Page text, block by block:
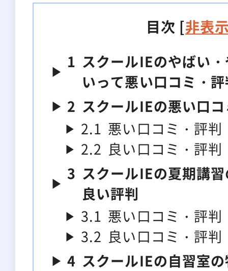
目次 [非表
1 スクールIEのやばい
いって悪い口コミ・
2 スクールIEの悪い口
2.1 悪い口コミ・評判
2.2 良い口コミ・評判
3 スクールIEの夏期講
良い評判
3.1 悪い口コミ・評判
3.2 良い口コミ・評判
4 スクールIEの自習室